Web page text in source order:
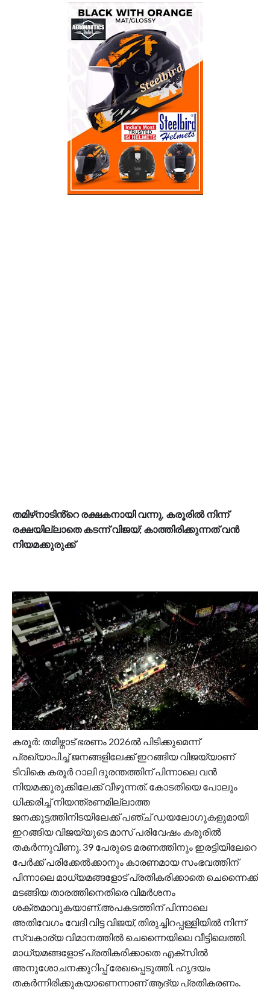
തമിഴ്‌നാടിൻ്റെ രക്ഷകനായി വന്നു, കരൂരിൽ നിന്ന്
രക്ഷയില്ലാതെ കടന്ന് വിജയ്; കാത്തിരിക്കുന്നത് വൻ
നിയമക്കുരുക്ക്
കരൂർ: തമിഴ്നാട് ഭരണം 2026ൽ പിടിക്കുമെന്ന്
പ്രഖ്യാപിച്ച് ജനങ്ങളിലേക്ക് ഇറങ്ങിയ വിജയ്‍യാണ്
ടിവികെ കരൂർ റാലി ദുരന്തത്തിന് പിന്നാലെ വൻ
നിയമക്കുരുക്കിലേക്ക് വീഴുന്നത്. കോടതിയെ പോലും
ധിക്കരിച്ച് നിയന്ത്രണമില്ലാത്ത
ജനക്കൂട്ടത്തിനിടയിലേക്ക് പ‌ഞ്ച് ഡയലോഗുകളുമായി
ഇറങ്ങിയ വിജയ്‌യുടെ മാസ് പരിവേഷം കരൂരിൽ
തകർന്നുവീണു. 39 പേരുടെ മരണത്തിനും ഇരട്ടിയിലേറെ
പേർക്ക് പരിക്കേൽക്കാനും കാരണമായ സംഭവത്തിന്
പിന്നാലെ മാധ്യമങ്ങളോട് പ്രതികരിക്കാതെ ചെന്നൈക്ക്
മടങ്ങിയ താരത്തിനെതിരെ വിമർശനം
ശക്തമാവുകയാണ്.അപകടത്തിന് പിന്നാലെ
അതിവേഗം വേദി വിട്ട വിജയ്, തിരുച്ചിറപ്പള്ളിയിൽ നിന്ന്
സ്വകാര്യ വിമാനത്തിൽ ചെന്നൈയിലെ വീട്ടിലെത്തി.
മാധ്യമങ്ങളോട് പ്രതികരിക്കാതെ എക്സിൽ
അനുശോചനക്കുറിപ്പ് രേഖപ്പെടുത്തി. ഹൃദയം
തകർന്നിരിക്കുകയാണെന്നാണ് ആദ്യ പ്രതികരണം.